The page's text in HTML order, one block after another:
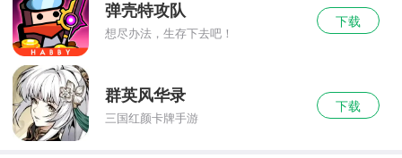
弹壳特攻队
想尽办法，生存下去吧！
下载
群英风华录
三国红颜卡牌手游
下载